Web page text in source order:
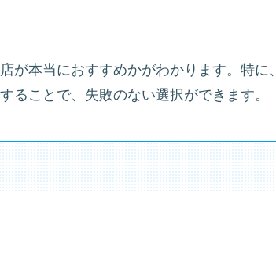
が本当におすすめかがわかります。特に、
ることで、失敗のない選択ができます。